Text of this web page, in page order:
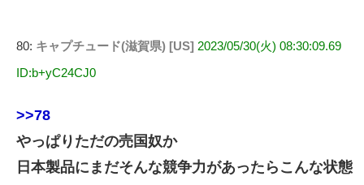
80: キャプチュード(滋賀県) [US] 2023/05/30(火) 08:30:09.69
ID:b+yC24CJ0
>>78
やっぱりただの売国奴か
日本製品にまだそんな競争力があったらこんな状態